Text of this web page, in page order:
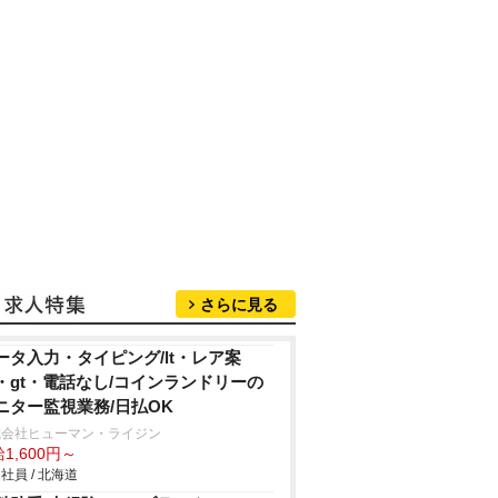
さらに見る
タ入力・タイピング/lt・レア案
gt・電話なし/コインランドリーの
ター監視業務/日払OK
社ヒューマン・ライジン
1,600円～
員 / 北海道